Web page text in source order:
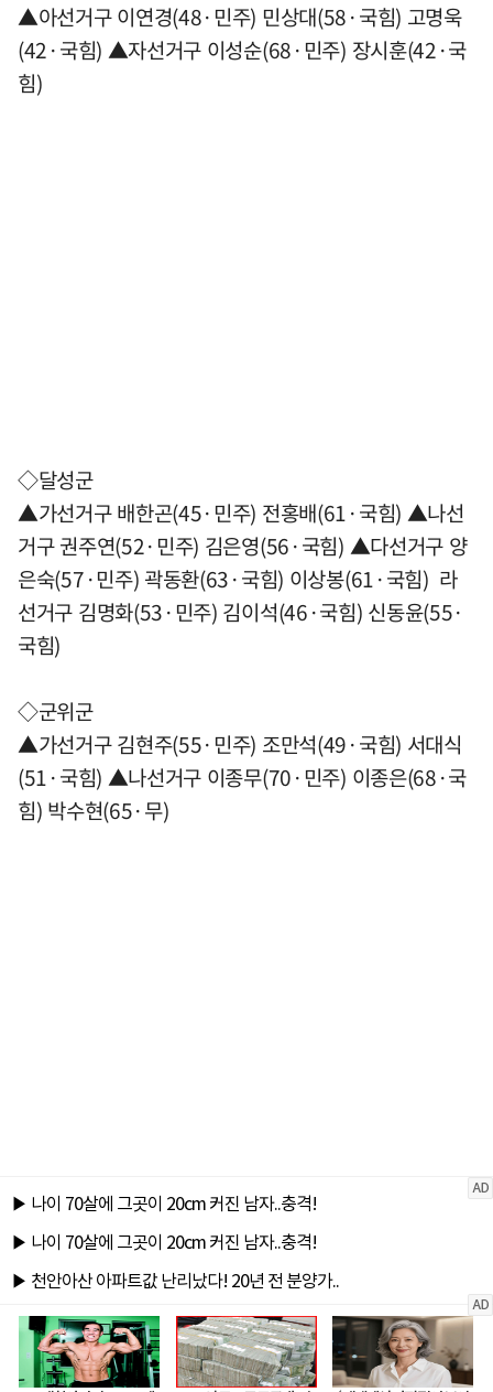
▲아선거구 이연경(48·민주) 민상대(58·국힘) 고명욱
(42·국힘) ▲자선거구 이성순(68·민주) 장시훈(42·국
힘)
◇달성군
▲가선거구 배한곤(45·민주) 전홍배(61·국힘) ▲나선
거구 권주연(52·민주) 김은영(56·국힘) ▲다선거구 양
은숙(57·민주) 곽동환(63·국힘) 이상봉(61·국힘) 라
선거구 김명화(53·민주) 김이석(46·국힘) 신동윤(55·
국힘)
◇군위군
▲가선거구 김현주(55·민주) 조만석(49·국힘) 서대식
(51·국힘) ▲나선거구 이종무(70·민주) 이종은(68·국
힘) 박수현(65·무)